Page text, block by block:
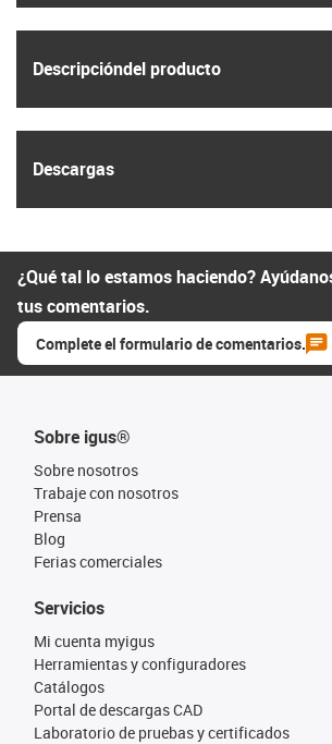
Descripción­del producto
Descargas
¿Qué tal lo estamos haciendo?
tus comentarios.
Complete el formulario de comentarios.
Sobre igus®
Sobre nosotros
Trabaje con nosotros
Prensa
Blog
Ferias comerciales
Servicios
Mi cuenta myigus
Herramientas y configuradores
Catálogos
Portal de descargas CAD
Laboratorio de pruebas y certificados